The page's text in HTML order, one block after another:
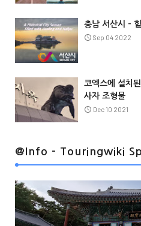
충남 서산시 –
Sep 04 2022
코엑스에 설치
사자 조형물
Dec 10 2021
@Info - Touringwiki
@Info
@Info